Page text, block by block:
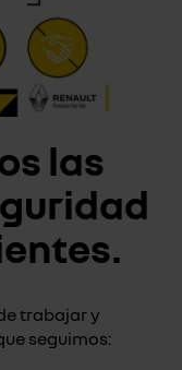
las
trabajar y
seguimos: